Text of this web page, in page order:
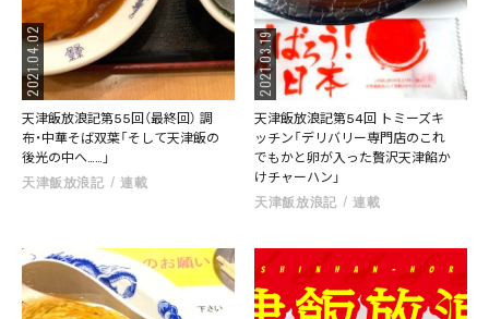
2021.04.02
天津飯放浪記第55回（最終回） 調
布・中華そば双葉「そして天津飯の
後光の中へ……」
天津飯放浪記 連載
2021.03.19
天津飯放浪記第54回 トミーズキ
ッチン「デリバリー専門店のこれ
でもかと卵が入った贅沢天津餡か
けチャーハン」
天津飯放浪記 連載